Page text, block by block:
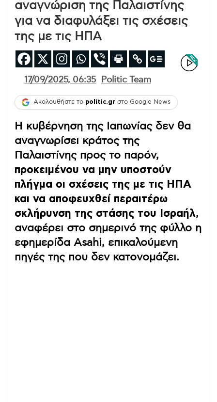
αναγνώριση της Παλαιστίνης
για να διαφυλάξει τις σχέσεις
της με τις ΗΠΑ
17/09/2025, 06:35 Politic Team
Ακολουθήστε το politic.gr στο Google News
Η κυβέρνηση της Ιαπωνίας δεν θα
αναγνωρίσει κράτος της
Παλαιστίνης προς το παρόν,
προκειμένου να μην υποστούν
πλήγμα οι σχέσεις της με τις ΗΠΑ
και να αποφευχθεί περαιτέρω
σκλήρυνση της στάσης του Ισραήλ,
αναφέρει στο σημερινό της φύλλο η
εφημερίδα Asahi, επικαλούμενη
πηγές της που δεν κατονομάζει.